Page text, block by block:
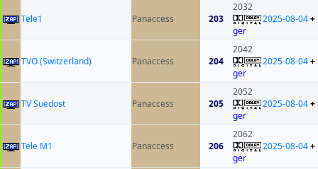
Tele1 Panaccess 203
2032
ger
2025-08-04+
TVO (Switzerland) Panaccess 204
2042
ger
2025-08-04+
TV Suedost Panaccess 205
2052
ger
2025-08-04+
Tele M1 Panaccess 206
2062
ger
2025-08-04+